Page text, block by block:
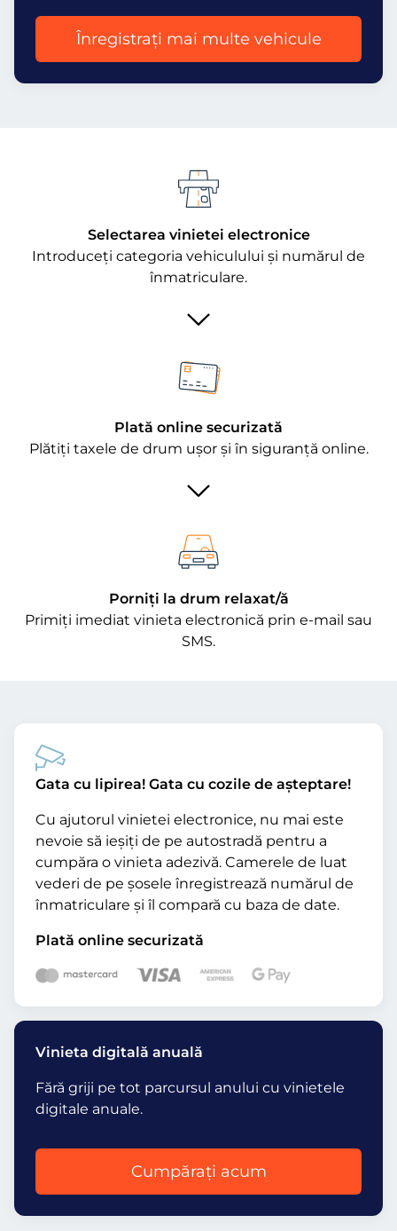
Înregistrați mai multe vehicule
Selectarea vinietei electronice
Introduceți categoria vehiculului și numărul de
înmatriculare.
Plată online securizată
Plătiți taxele de drum ușor și în siguranță online.
Porniți la drum relaxat/ă
Primiți imediat vinieta electronică prin e-mail sau
SMS.
Gata cu lipirea! Gata cu cozile de așteptare!
Cu ajutorul vinietei electronice, nu mai este
nevoie să ieșiți de pe autostradă pentru a
cumpăra o vinieta adezivă. Camerele de luat
vederi de pe șosele înregistrează numărul de
înmatriculare și îl compară cu baza de date.
Plată online securizată
Vinieta digitală anuală
Fără griji pe tot parcursul anului cu vinietele
digitale anuale.
Cumpărați acum